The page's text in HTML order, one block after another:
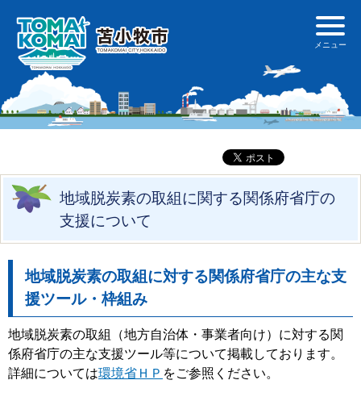
地域脱炭素の取組に関する関係府省庁の
支援について
地域脱炭素の取組に対する関係府省庁の主な支
援ツール・枠組み
地域脱炭素の取組（地方自治体・事業者向け）に対する関
係府省庁の主な支援ツール等について掲載しております。
詳細については環境省ＨＰ をご参照ください。